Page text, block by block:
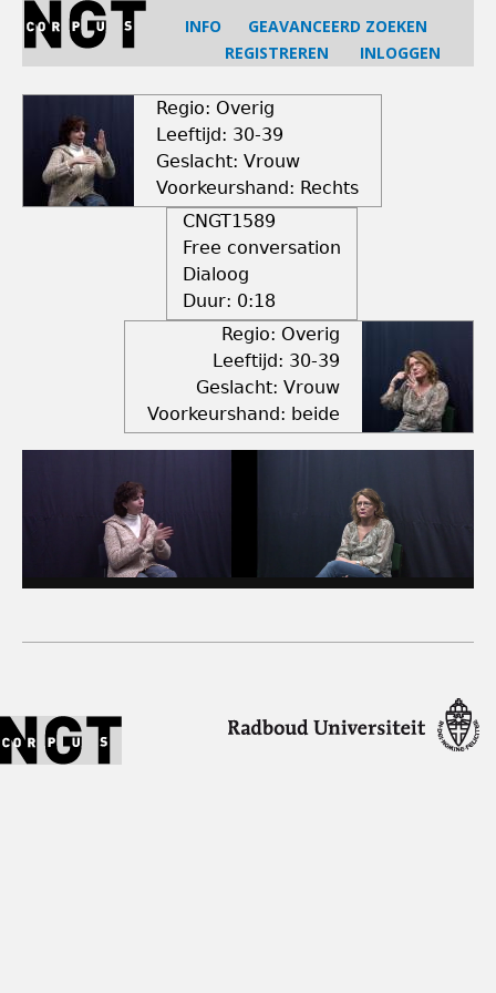
Jump
navigation
INFO
GEAVANCEERD ZOEKEN
REGISTREREN
INLOGGEN
Regio: Overig
Leeftijd: 30-39
Geslacht: Vrouw
Voorkeurshand: Rechts
CNGT1589
Free conversation
Dialoog
Duur: 0:18
Regio: Overig
Leeftijd: 30-39
Geslacht: Vrouw
Voorkeurshand: beide